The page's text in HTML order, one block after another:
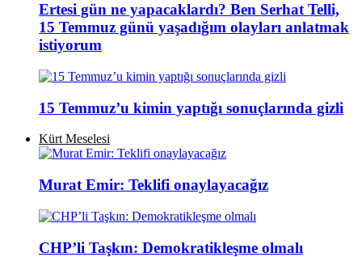
Ertesi gün ne yapacaklardı? Ben Serhat Telli,
15 Temmuz günü yaşadığım olayları anlatmak
istiyorum
15 Temmuz’u kimin yaptığı sonuçlarında gizli
Kürt Meselesi
Murat Emir: Teklifi onaylayacağız
CHP’li Taşkın: Demokratikleşme olmalı